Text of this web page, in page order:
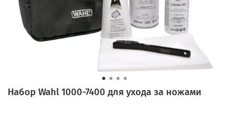
Набор Wahl 1000-7400 для ухода за ножами